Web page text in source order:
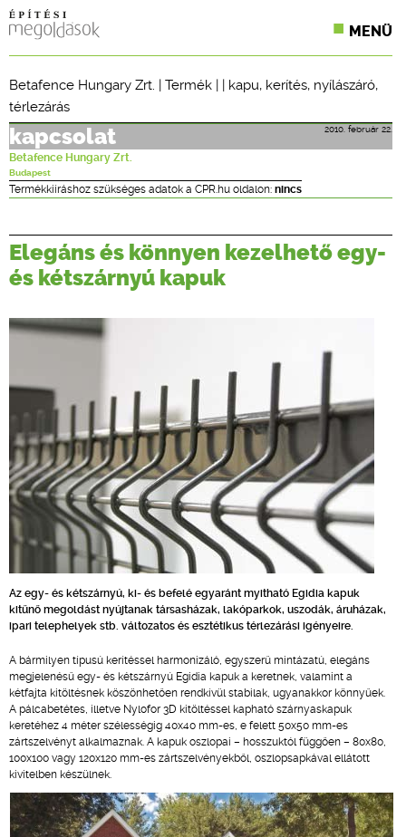
MENÜ
CPR TERMÉKKIÍRÁS
ÉPÍTÉSI JOG
ONLINE KÉPZÉSEK
TERVEZÉSI SEGÉDLETEK
Betafence Hungary Zrt. | Termék | | kapu, kerítés, nyílászáró,
térlezárás
2010. február 22.
kapcsolat
Betafence Hungary Zrt.
Budapest
Termékkiíráshoz szükséges adatok a CPR.hu oldalon: nincs
Elegáns és könnyen kezelhető egy-
és kétszárnyú kapuk
Az egy- és kétszárnyú, ki- és befelé egyaránt myitható Egidia kapuk
kitűnő megoldást nyújtanak társasházak, lakóparkok, uszodák, áruházak,
ipari telephelyek stb. változatos és esztétikus térlezárási igényeire.
A bármilyen típusú kerítéssel harmonizáló, egyszerű mintázatú, elegáns
megjelenésű egy- és kétszárnyú Egidia kapuk a keretnek, valamint a
kétfajta kitöltésnek köszönhetően rendkívül stabilak, ugyanakkor könnyűek.
A pálcabetétes, illetve Nylofor 3D kitöltéssel kapható szárnyaskapuk
keretéhez 4 méter szélességig 40x40 mm-es, e felett 50x50 mm-es
zártszelvényt alkalmaznak. A kapuk oszlopai – hosszuktól függően – 80x80,
100x100 vagy 120x120 mm-es zártszelvényekből, oszlopsapkával ellátott
kivitelben készülnek.